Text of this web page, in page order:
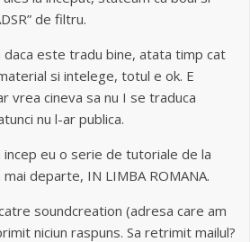
de filtru.
daca este tradu bine, atata timp cat
si intelege, totul e ok. E
vrea cineva sa nu I se traduca
nu l-ar publica.
eu o serie de tutoriale de la
departe, IN LIMBA ROMANA.
soundcreation (adresa care am
niciun raspuns. Sa retrimit mailul?